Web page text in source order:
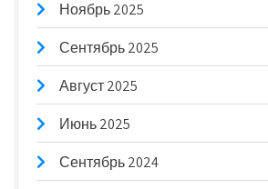
Ноябрь 2025
Сентябрь 2025
Август 2025
Июнь 2025
Сентябрь 2024